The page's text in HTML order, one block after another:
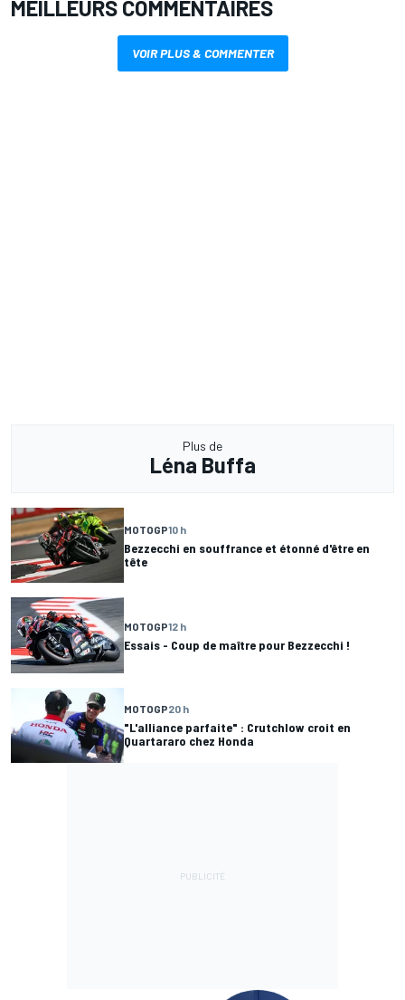
MEILLEURS COMMENTAIRES
VOIR PLUS & COMMENTER
Plus de
Léna Buffa
MOTOGP10 h
Bezzecchi en souffrance et étonné d'être en
tête
MOTOGP12 h
Essais - Coup de maître pour Bezzecchi !
MOTOGP20 h
"L'alliance parfaite" : Crutchlow croit en
Quartararo chez Honda